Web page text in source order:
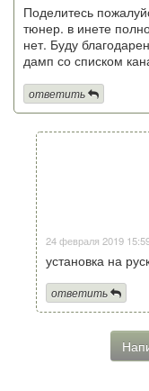
Поделитесь
тюнер. в инете
нет. Буду
дамп со списком
ответить
24 февраля 2019
установка на
ответить